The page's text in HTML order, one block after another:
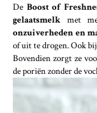
De Boost of
gelaatsmelk met
onzuiverheden en
of uit te drogen. Ook
Bovendien zorgt ze
de poriën zonder de